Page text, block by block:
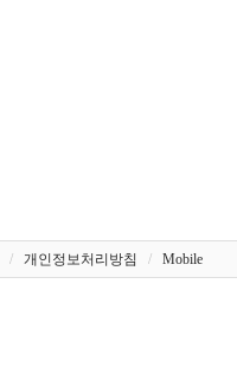
/ 개인정보처리방침 / Mobile